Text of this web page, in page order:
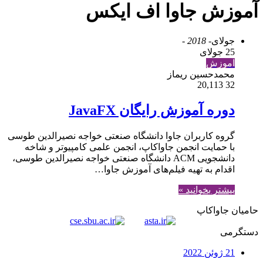
آموزش جاوا اف ایکس
جولای- 2018 -
25 جولای
آموزش
محمدحسین ریماز
32
دوره آموزش رایگان JavaFX
گروه کاربران جاوا دانشگاه صنعتی خواجه نصیرالدین طوسی
با حمایت انجمن جاواکاپ، انجمن علمی کامپیوتر و شاخه
دانشجویی ACM دانشگاه صنعتی خواجه نصیرالدین طوسی،
اقدام به تهیه فیلم‌های آموزش جاوا…
بیشتر بخوانید »
حامیان جاواکاپ
دستگرمی
21 ژوئن 2022